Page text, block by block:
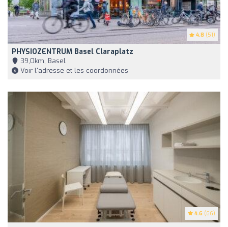
4.8 (51)
PHYSIOZENTRUM Basel Claraplatz
39,0km, Basel
Voir l'adresse et les coordonnées
4.6 (66)